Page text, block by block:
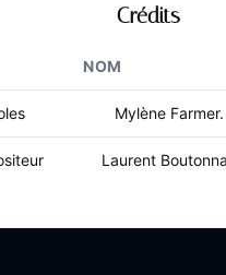
Crédits
NOM
Mylène Farmer.
Laurent